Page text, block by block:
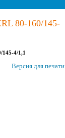
80-160/145-
4/1,1
Версия для печати